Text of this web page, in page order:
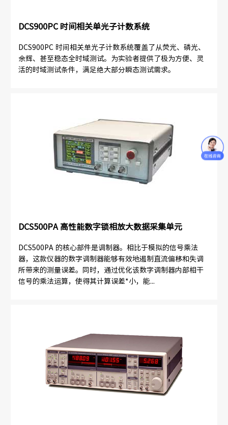
DCS900PC 时间相关单光子计数系统
DCS900PC 时间相关单光子计数系统覆盖了从荧光、磷光、
余辉、甚至稳态全时域测试。为实验者提供了极为方便、灵
活的时域测试条件，满足绝大部分瞬态测试需求。
DCS500PA 高性能数字锁相放大数据采集单元
DCS500PA 的核心部件是调制器。相比于模拟的信号乘法
器，这款仪器的数字调制器能够有效地遏制直流偏移和失调
所带来的测量误差。同时，通过优化该数字调制器内部相干
信号的乘法运算，使得其计算误差*小，能...